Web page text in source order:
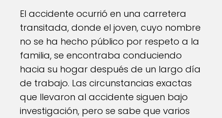
El accidente ocurrió en una carretera
transitada, donde el joven, cuyo nombre
no se ha hecho público por respeto a la
familia, se encontraba conduciendo
hacia su hogar después de un largo día
de trabajo. Las circunstancias exactas
que llevaron al accidente siguen bajo
investigación, pero se sabe que varios